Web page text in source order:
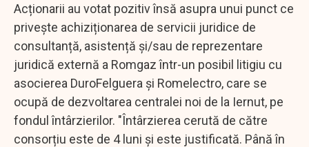
Acționarii au votat pozitiv însă asupra unui punct ce
privește achiziționarea de servicii juridice de
consultanță, asistență și/sau de reprezentare
juridică externă a Romgaz într-un posibil litigiu cu
asocierea DuroFelguera și Romelectro, care se
ocupă de dezvoltarea centralei noi de la Iernut, pe
fondul întârzierilor. "Întârzierea cerută de către
consorțiu este de 4 luni și este justificată. Până în